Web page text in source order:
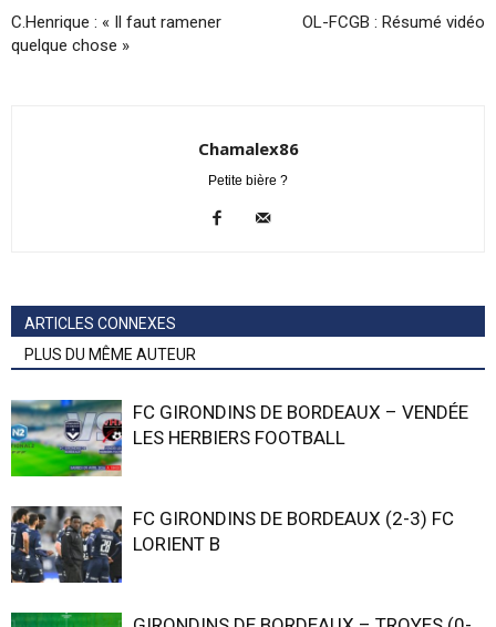
C.Henrique : « Il faut ramener
quelque chose »
OL-FCGB : Résumé vidéo
Chamalex86
Petite bière ?
ARTICLES CONNEXES
PLUS DU MÊME AUTEUR
FC GIRONDINS DE BORDEAUX – VENDÉE
LES HERBIERS FOOTBALL
FC GIRONDINS DE BORDEAUX (2-3) FC
LORIENT B